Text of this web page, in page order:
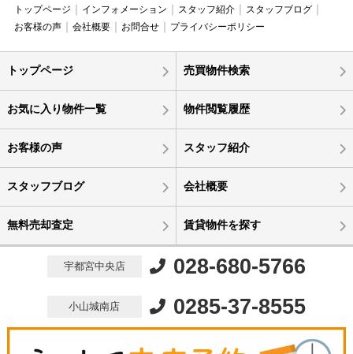
トップページ インフォメーション スタッフ紹介
スタッフブログ
お客様の声
会社概要 お問合せ プライバシーポリシー
トップページ 売買物件検索
お気に入り物件一覧 物件閲覧履歴
お客様の声 スタッフ紹介
スタッフブログ 会社概要
無料売却査定 賃貸物件を探す
宇都宮中央店 028-680-5766
小山城南店 0285-37-8555